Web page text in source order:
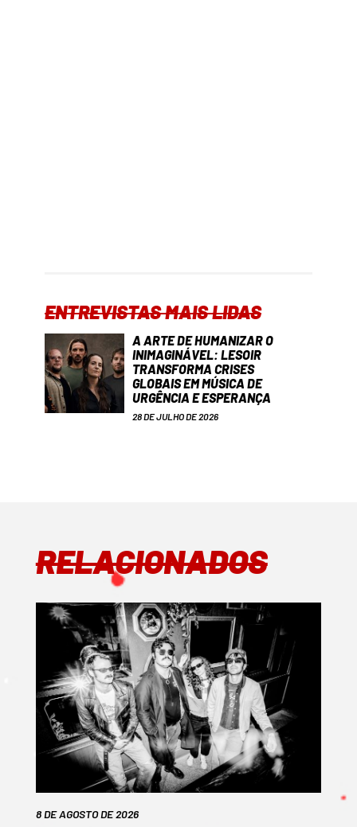
ENTREVISTAS MAIS LIDAS
A ARTE DE HUMANIZAR O
INIMAGINÁVEL: LESOIR
TRANSFORMA CRISES
GLOBAIS EM MÚSICA DE
URGÊNCIA E ESPERANÇA
28 DE JULHO DE 2026
RELACIONADOS
8 DE AGOSTO DE 2026